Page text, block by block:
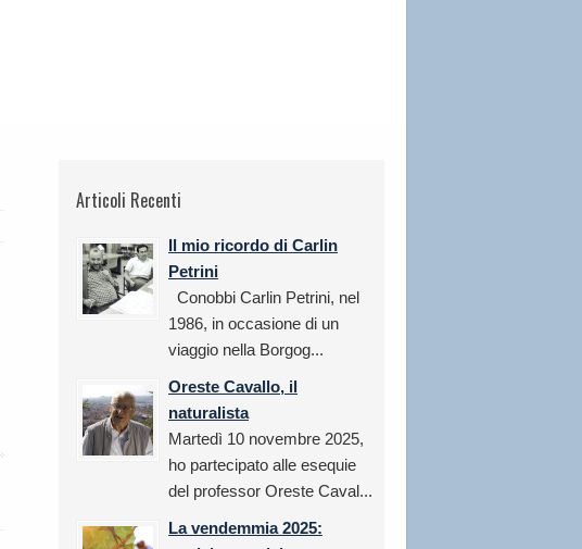
Articoli Recenti
Il mio ricordo di Carlin
Petrini
Conobbi Carlin Petrini, nel
1986, in occasione di un
viaggio nella Borgog...
Oreste Cavallo, il
naturalista
Martedì 10 novembre 2025,
ho partecipato alle esequie
del professor Oreste Caval...
La vendemmia 2025: